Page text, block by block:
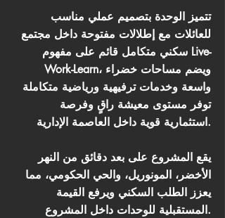
تتميز الوحدة بتصميم عملي مناسب
للعائلات مع إطلالات مفتوحة داخل مجتمع
سكني متكامل قائم على مفهوم Live-
Work-Learn، ويضم مساحات خضراء
واسعة وخدمات ترفيهية ورياضية متكاملة
توفر مستوى معيشة راقٍ وفرصة
استثمارية قوية داخل العاصمة الإدارية.
يقع المشروع على بعد دقائق من النهر
الأخضر، المونوريل، والحي الحكومي، مما
يعزز الطلب السكني ويرفع القيمة
المستقبلية للوحدات داخل المشروع.